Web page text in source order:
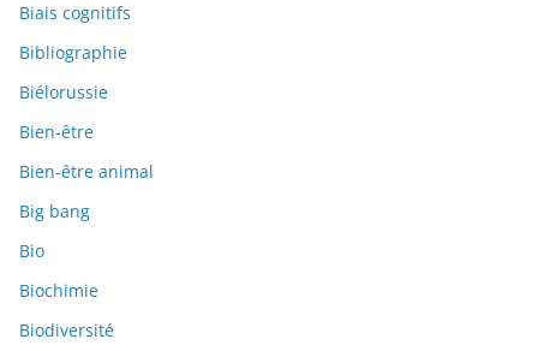
Biais cognitifs
Bibliographie
Biélorussie
Bien-être
Bien-être animal
Big bang
Bio
Biochimie
Biodiversité